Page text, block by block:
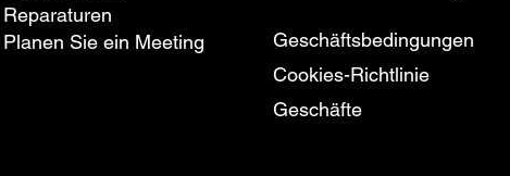
Reparaturen
Planen Sie ein Meeting
Geschäftsbedingungen
Cookies-Richtlinie
Geschäfte